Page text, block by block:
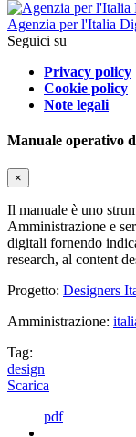
Agenzia per l'Italia
Seguici su
Privacy policy
Cookie policy
Note legali
Manuale operativo
×
Il manuale è uno
Amministrazione e
digitali fornendo
research, al content
Progetto: Designers
Amministrazione:
Tag:
design
Scarica
pdf